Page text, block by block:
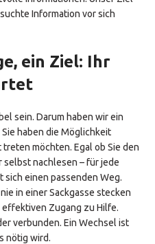
Information vor sich
ein Ziel: Ihr
sein. Darum haben wir ein
haben die Möglichkeit
möchten. Egal ob Sie den
nachlesen – für jede
einen passenden Weg.
in einer Sackgasse stecken
effektiven Zugang zu Hilfe.
verbunden. Ein Wechsel ist
nötig wird.